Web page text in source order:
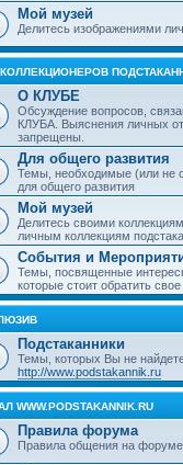
Мой музей
Делитесь изображениями
О КЛУБЕ
Обсуждение вопросов,
КЛУБА. Выяснения личных
запрещены.
Для общего развития
Темы, необходимые (или не
для общего развития
Мой музей
Делитесь своими
личным коллекциям
События и
Темы, посвященные
которые стоит обратить
Подстаканники
Темы, которых Вы не
http://www.podstakannik.ru
WWW.PODSTAKANNIK.RU
Правила форума
Правила общения на форуме